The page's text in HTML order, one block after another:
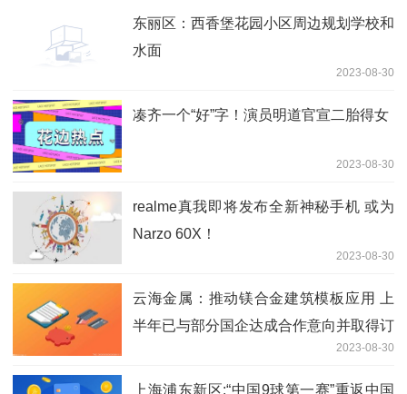
东丽区：西香堡花园小区周边规划学校和
水面
2023-08-30
凑齐一个“好”字！演员明道官宣二胎得女
2023-08-30
realme真我即将发布全新神秘手机 或为
Narzo 60X！
2023-08-30
云海金属：推动镁合金建筑模板应用 上
半年已与部分国企达成合作意向并取得订
2023-08-30
上海浦东新区:“中国9球第一赛”重返中国